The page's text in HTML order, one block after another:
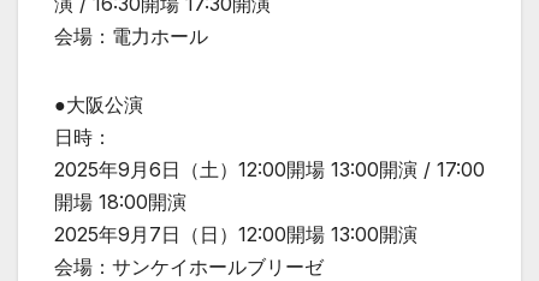
会場：電力ホール
●大阪公演
日時：
2025年9月6日（土）12:00開場 13:00開演 / 17:00
開場 18:00開演
2025年9月7日（日）12:00開場 13:00開演
会場：サンケイホールブリーゼ